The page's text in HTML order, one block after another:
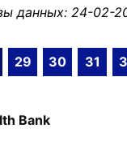
данных: 24-02-
29 30 31
Bank